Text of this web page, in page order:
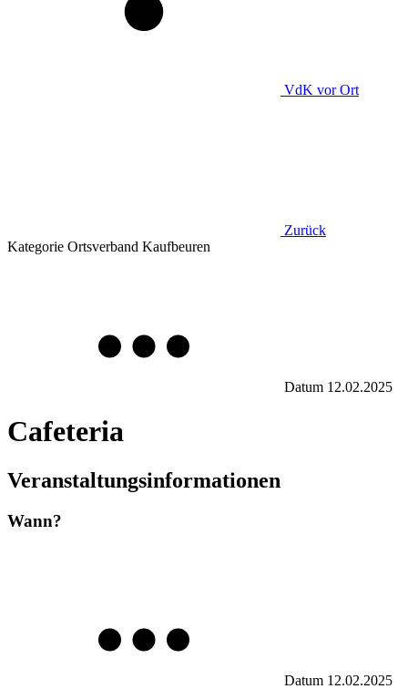
VdK vor Ort
Zurück
Kategorie Ortsverband Kaufbeuren
Datum 12.02.2025
Cafeteria
Veranstaltungsinformationen
Wann?
Datum 12.02.2025